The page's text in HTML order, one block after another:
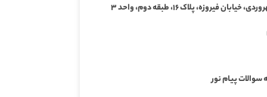
فیروزه، پلاک ۱۶، طبقه دوم، واحد ۳
سوالات پیام نور